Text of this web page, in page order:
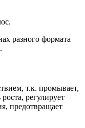
разного формата
т.к. промывает,
регулирует
предотвращает